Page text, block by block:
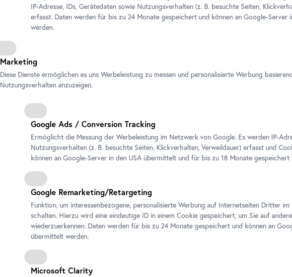
Foto: Johannes Stoll / Belvedere, Wien
Zur Künstlerin
überspringen
Maria Hahnenkamp
zunächst über die
Druckereien und
IP-Adresse, IDs, Gerätedaten sowie Nutzungsverhalten (z. B. besuchte Seiten,
erfasst. Daten werden für bis zu 24 Monate gespeichert und können an Google-Server
werden.
Marketing
Diese Dienste ermöglichen es uns Werbeleistung zu messen und personalisierte Werbung
Nutzungsverhalten anzuzeigen.
Google Ads / Conversion Tracking
Ermöglicht die Messung der Werbeleistung im Netzwerk von Google. Es werden IP-
Nutzungsverhalten (z. B. besuchte Seiten, Klickverhalten, Verweildauer) erfasst und
können an Google-Server in den USA übermittelt und für bis zu 18 Monate gespeichert
Google Remarketing/Retargeting
Funktion, um interessenbezogene, personalisierte Werbung auf Internetseiten Dritter
schalten. Hierzu wird eine eindeutige ID in einem Cookie gespeichert, um Sie auf
wiederzuerkennen. Daten werden für bis zu 24 Monate gespeichert und können an
übermittelt werden.
Microsoft Clarity